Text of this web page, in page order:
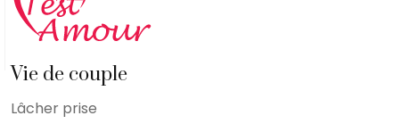
Vie de couple
Lâcher prise